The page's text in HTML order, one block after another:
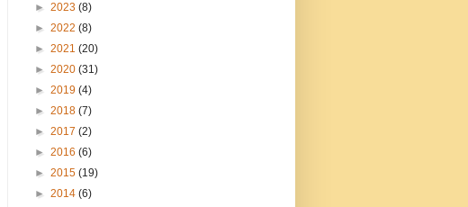
► 2023 (8)
► 2022 (8)
► 2021 (20)
► 2020 (31)
► 2019 (4)
► 2018 (7)
► 2017 (2)
► 2016 (6)
► 2015 (19)
► 2014 (6)